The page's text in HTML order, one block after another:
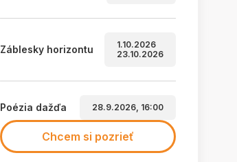
Záblesky horizontu
1.10.2026
23.10.2026
Poézia dažďa 28.9.2026, 16:00
Chcem si pozrieť